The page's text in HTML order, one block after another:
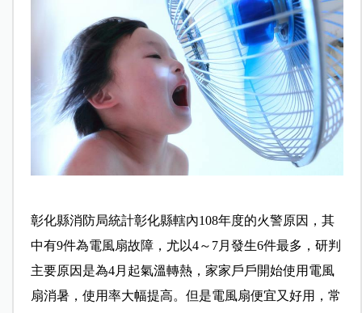
彰化縣消防局統計彰化縣轄內108年度的火警原因，其
中有9件為電風扇故障，尤以4～7月發生6件最多，研判
主要原因是為4月起氣溫轉熱，家家戶戶開始使用電風
扇消暑，使用率大幅提高。但是電風扇便宜又好用，常